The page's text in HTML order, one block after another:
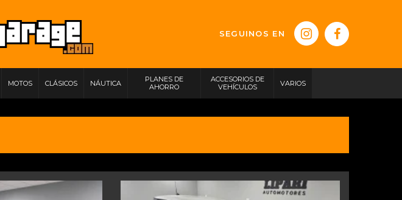
SEGUINOS EN
MOTOS CLÁSICOS NÁUTICA
PLANES DE
AHORRO
ACCESORIOS DE
VEHÍCULOS
VARIOS